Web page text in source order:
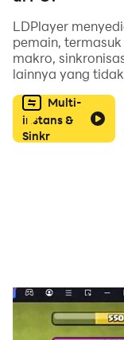
- Permainan Offline
Download
oleng simulator
Mulai sekarang
LDPlayer
pemain,
makro,
lainnya yang
Multi-
instans &
Sinkr